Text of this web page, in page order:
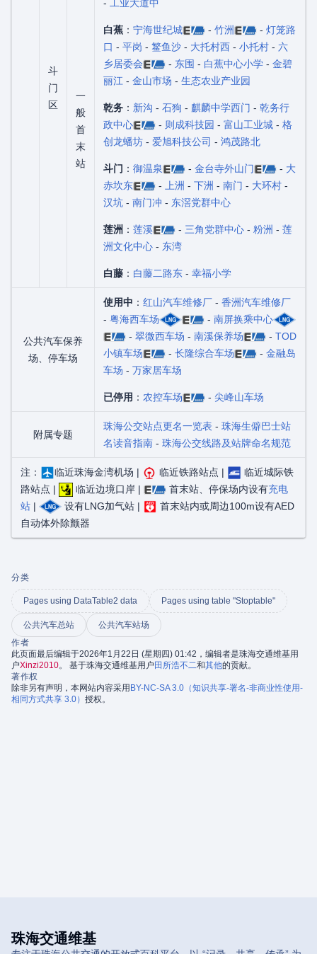
斗
门
区
一
般
首
末
站
- 工业大道中
白蕉 ： 宁海世纪城 - 竹洲 - 灯笼路
口 - 平岗 - 鳘鱼沙 - 大托村西 - 小托村 - 六
乡居委会
- 东围 - 白蕉中心小学 - 金碧
丽江 - 金山市场 - 生态农业产业园
乾务 ： 新沟 - 石狗 - 麒麟中学西门 - 乾务行
政中心
- 则成科技园 - 富山工业城 - 格
创龙蟠坊 - 爱旭科技公司 - 鸿茂路北
斗门 ： 御温泉 - 金台寺外山门 - 大
赤坎东
- 上洲 - 下洲 - 南门 - 大环村 -
汉坑 - 南门冲 - 东滘党群中心
莲洲 ： 莲溪 - 三角党群中心 - 粉洲 - 莲
洲文化中心 - 东湾
白藤 ： 白藤二路东 - 幸福小学
公共汽车保养
场、停车场
使用中 ： 红山汽车维修厂 - 香洲汽车维修厂
- 粤海西车场 - 南屏换乘中心
- 翠微西车场 - 南溪保养场 - TOD
小镇车场
- 长隆综合车场 - 金融岛
车场 - 万家居车场
已停用 ： 农控车场 - 尖峰山车场
附属专题
珠海公交站点更名一览表 - 珠海生僻巴士站
名读音指南 - 珠海公交线路及站牌命名规范
注： 临近珠海金湾机场 | 临近铁路站点 |
临近城际铁
路站点 |
临近边境口岸 | 首末站、停保场内设有充电
站 | 设有LNG加气站 |
首末站内或周边100m设有AED
自动体外除颤器
分类
Pages using DataTable2 data Pages using table "Stoptable"
公共汽车总站
公共汽车站场
作者
此页面最后编辑于2026年1月22日 (星期四) 01:42，编辑者是珠海交通维基用
户Xinzi2010。 基于珠海交通维基用户田所浩不二和其他的贡献。
著作权
除非另有声明，本网站内容采用BY-NC-SA 3.0（知识共享-署名-非商业性使用-
相同方式共享 3.0） 授权。
珠海交通维基